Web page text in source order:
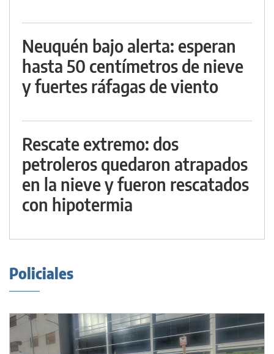
Neuquén bajo alerta: esperan
hasta 50 centímetros de nieve
y fuertes ráfagas de viento
Rescate extremo: dos
petroleros quedaron atrapados
en la nieve y fueron rescatados
con hipotermia
Policiales